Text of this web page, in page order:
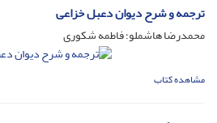
ترجمه و شرح دیوان دعبل خزاعی
محمدرضا هاشملو؛ فاطمه شکوری
مشاهده کتاب